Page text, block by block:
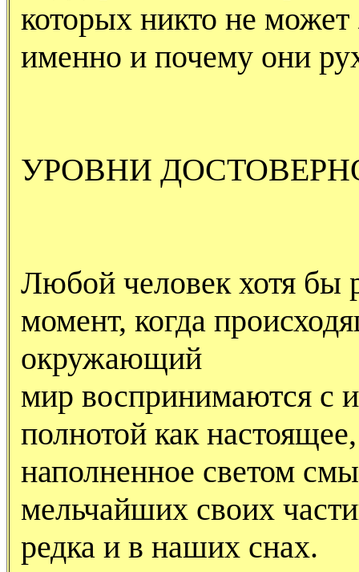
которых никто не может
именно и почему они
УРОВНИ
Любой человек хотя бы
момент, когда
окружающий
мир воспринимаются с
полнотой как
наполненное светом
мельчайших своих
редка и в наших снах.